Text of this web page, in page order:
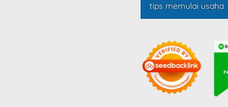
tips memulai usaha